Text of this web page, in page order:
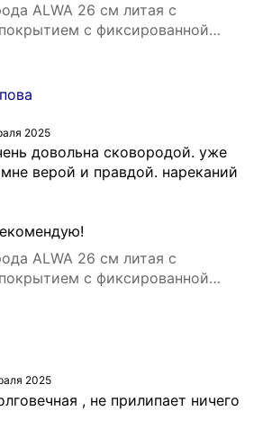
ALWA 26 см литая с
с фиксированной
2025
довольна сковородой. уже
верой и правдой. нареканий
ALWA 26 см литая с
с фиксированной
2025
, не прилипает ничего